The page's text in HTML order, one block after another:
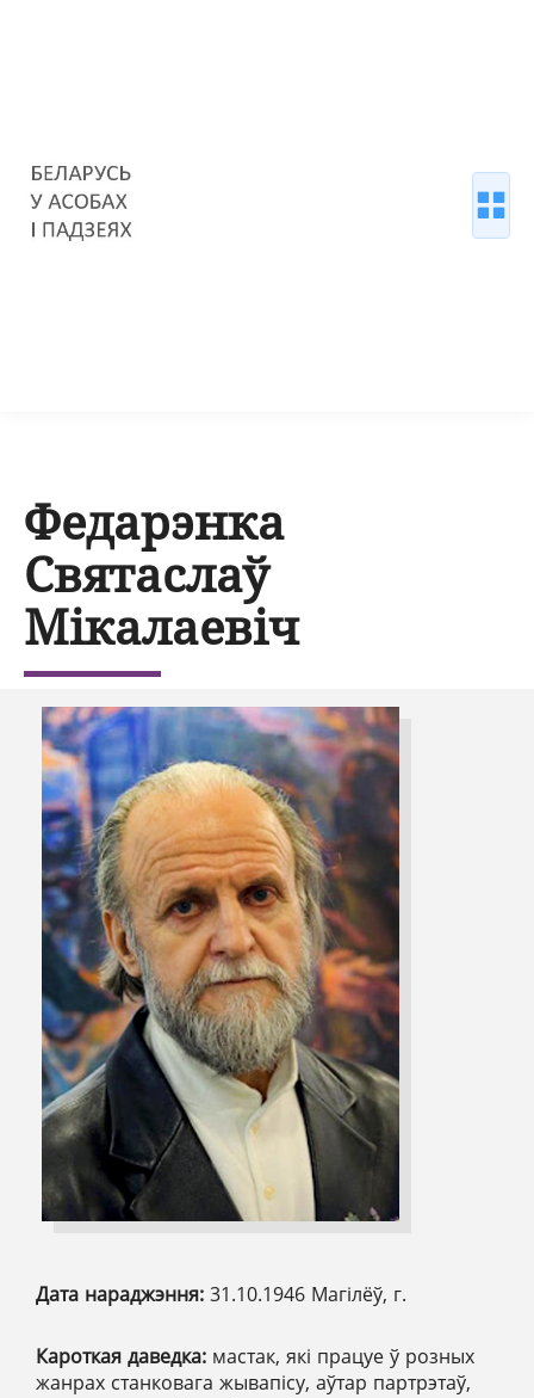
Федарэнка
Святаслаў
Мікалаевіч
Дата нараджэння: 31.10.1946 Магілёў, г.
Кароткая даведка: мастак, які працуе ў розных
жанрах станковага жывапісу, аўтар партрэтаў,